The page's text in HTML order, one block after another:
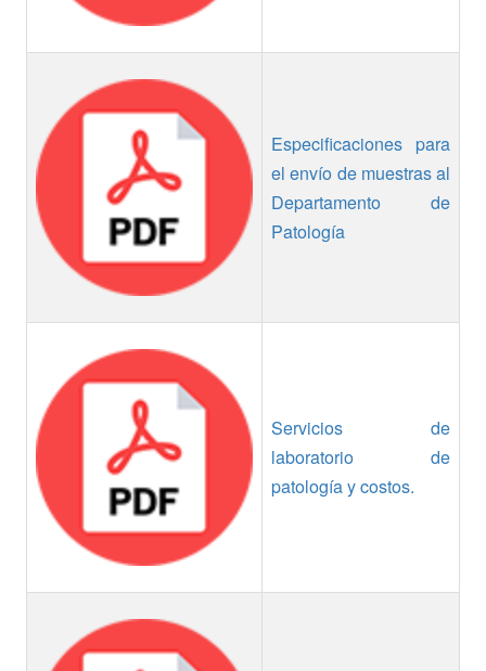
Especificaciones para
el envío de muestras al
Departamento de
Patología
Servicios de
laboratorio de
patología y costos.